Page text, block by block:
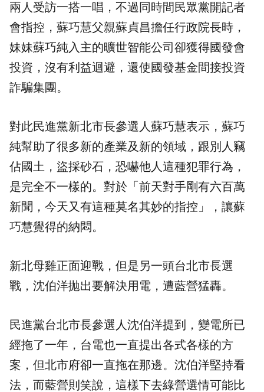
兩人受訪一搭一唱，不過同時間民眾黨開記者
會指控，蘇巧慧父親蘇貞昌擔任行政院長時，
妹妹蘇巧純入主的曠世智能公司卻獲得國發會
投資，沒有利益迴避，還使國發基金間接投資
詐騙集團。
對此民進黨新北市長參選人蘇巧慧表示，蘇巧
純幫助了很多新的產業及新的領域，跟別人竊
佔國土，盜採砂石，恐嚇他人這種犯罪行為，
是完全不一樣的。對於「前天對手剛有六百萬
新聞，今天又有這種莫名其妙的指控」，讓蘇
巧慧覺得的納悶。
新北母雞正面迎戰，但是另一頭台北市長選
戰，沈伯洋拋出要解決用電，遭藍營猛轟。
民進黨台北市長參選人沈伯洋提到，變電所已
經拖了一年，台電也一直提出各式各樣的方
案，但北市府卻一直拖在那邊。沈伯洋堅持看
法，而藍營則笑說，這樣下去綠營選情可能比